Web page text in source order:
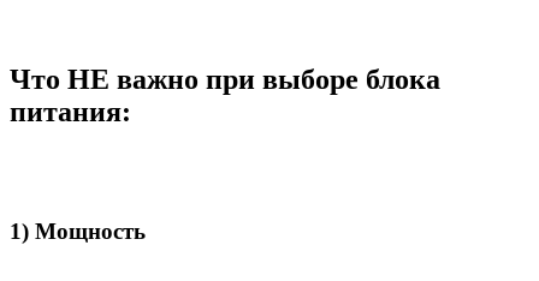
Что НЕ важно при выборе блока
питания:
1) Мощность